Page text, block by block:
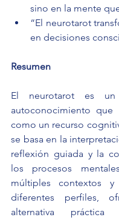
sino en la mente
“El neurotarot
en decisiones
Resumen
El neurotarot es
autoconocimiento
como un recurso
se basa en la
reflexión guiada y la
los procesos
múltiples contextos
diferentes perfiles,
alternativa